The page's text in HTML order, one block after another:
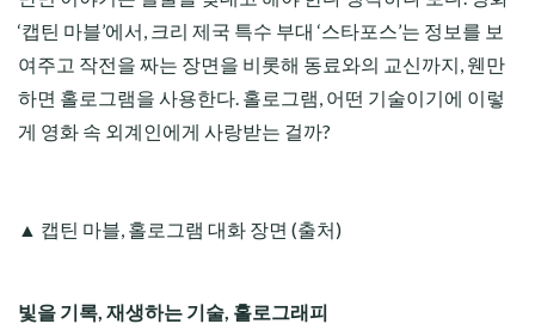
‘캡틴 마블’에서, 크리 제국 특수 부대 ‘스타포스’는 정보를 보
여주고 작전을 짜는 장면을 비롯해 동료와의 교신까지, 웬만
하면 홀로그램을 사용한다. 홀로그램, 어떤 기술이기에 이렇
게 영화 속 외계인에게 사랑받는 걸까?
▲ 캡틴 마블, 홀로그램 대화 장면 (출처)
빛을 기록, 재생하는 기술, 홀로그래피